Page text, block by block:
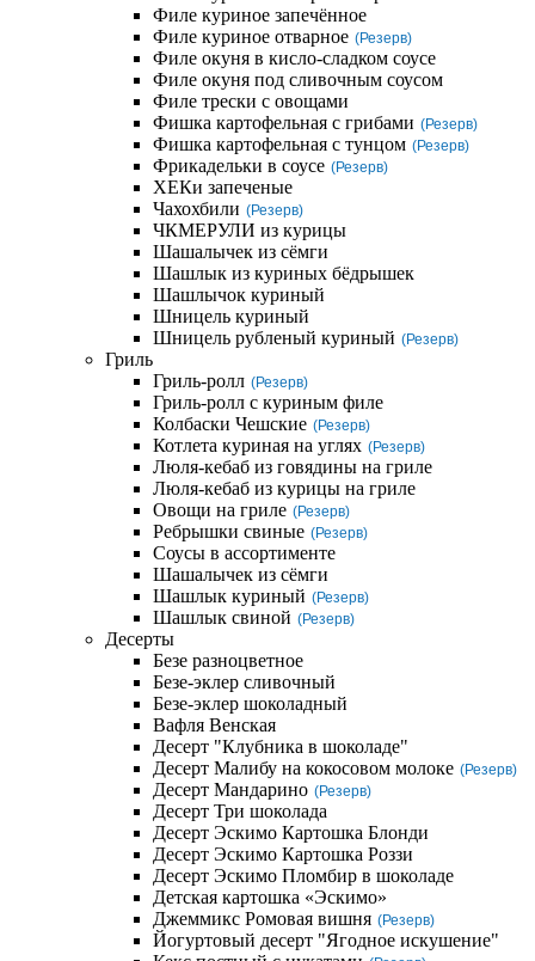
Филе куриное запечённое
Филе куриное отварное (Резерв)
Филе окуня в кисло-сладком соусе
Филе окуня под сливочным соусом
Филе трески с овощами
Фишка картофельная с грибами (Резерв)
Фишка картофельная с тунцом (Резерв)
Фрикадельки в соусе (Резерв)
ХЕКи запеченые
Чахохбили (Резерв)
ЧКМЕРУЛИ из курицы
Шашалычек из сёмги
Шашлык из куриных бёдрышек
Шашлычок куриный
Шницель куриный
Шницель рубленый куриный (Резерв)
Гриль
Гриль-ролл (Резерв)
Гриль-ролл с куриным филе
Колбаски Чешские (Резерв)
Котлета куриная на углях (Резерв)
Люля-кебаб из говядины на гриле
Люля-кебаб из курицы на гриле
Овощи на гриле (Резерв)
Ребрышки свиные (Резерв)
Соусы в ассортименте
Шашалычек из сёмги
Шашлык куриный (Резерв)
Шашлык свиной (Резерв)
Десерты
Безе разноцветное
Безе-эклер сливочный
Безе-эклер шоколадный
Вафля Венская
Десерт "Клубника в шоколаде"
Десерт Малибу на кокосовом молоке (Резерв)
Десерт Мандарино (Резерв)
Десерт Три шоколада
Десерт Эскимо Картошка Блонди
Десерт Эскимо Картошка Роззи
Десерт Эскимо Пломбир в шоколаде
Детская картошка «Эскимо»
Джеммикс Ромовая вишня (Резерв)
Йогуртовый десерт "Ягодное искушение"